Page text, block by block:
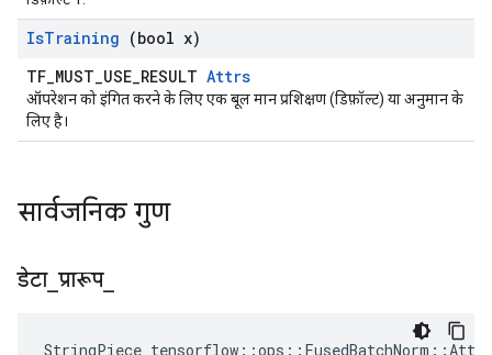
IsTraining (bool x)
TF_MUST_USE_RESULT Attrs
ऑपरेशन को इंगित करने के लिए एक बूल मान प्रशिक्षण (डिफ़ॉल्ट) या अनुमान के
लिए है।
सार्वजनिक गुण
डेटा_ प्रारूप_
StringPiece